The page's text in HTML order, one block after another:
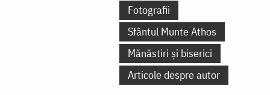
Fotografii
Sfântul Munte Athos
Mănăstiri și biserici
Articole despre autor